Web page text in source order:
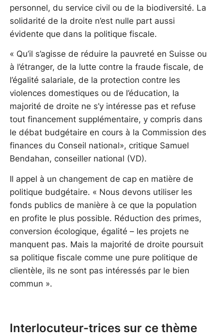
personnel, du service civil ou de la biodiversité. La
solidarité de la droite n’est nulle part aussi
évidente que dans la politique fiscale.
« Qu’il s’agisse de réduire la pauvreté en Suisse ou
à l’étranger, de la lutte contre la fraude fiscale, de
l’égalité salariale, de la protection contre les
violences domestiques ou de l’éducation, la
majorité de droite ne s’y intéresse pas et refuse
tout financement supplémentaire, y compris dans
le débat budgétaire en cours à la Commission des
finances du Conseil national», critique Samuel
Bendahan, conseiller national (VD).
Il appel à un changement de cap en matière de
politique budgétaire. « Nous devons utiliser les
fonds publics de manière à ce que la population
en profite le plus possible. Réduction des primes,
conversion écologique, égalité – les projets ne
manquent pas. Mais la majorité de droite poursuit
sa politique fiscale comme une pure politique de
clientèle, ils ne sont pas intéressés par le bien
commun ».
Interlocuteur-trices sur ce thème